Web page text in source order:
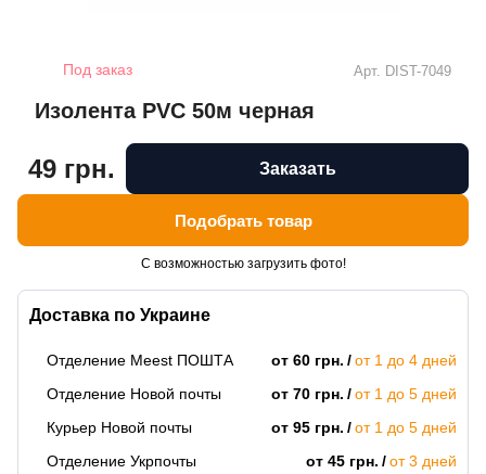
Под заказ Арт. DIST-7049
Изолента PVC 50м черная
Доставка по Украине
Отделение Meest ПОШТА от 60 грн.
от 1 до 4 дней
Отделение Новой почты
от 70 грн.
от 1 до 5 дней
Курьер Новой почты
от 95 грн.
от 1 до 5 дней
Отделение Укрпочты
от 45 грн.
от 3 дней
49 грн. Заказать
Подобрать товар
С возможностью загрузить фото!